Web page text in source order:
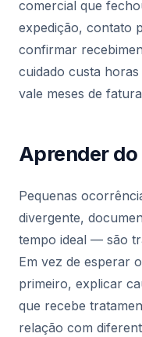
comercial que
expedição, contato
confirmar
cuidado custa
vale meses de
Aprender
Pequenas
divergente,
tempo ideal — são
Em vez de esperar
primeiro, explicar
que recebe
relação com